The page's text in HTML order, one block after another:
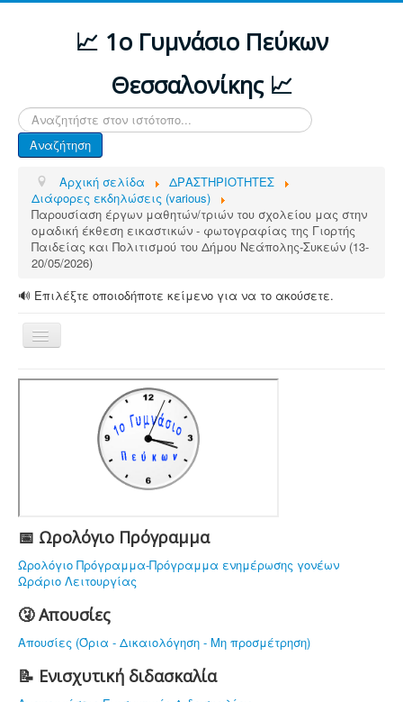
📈 1ο Γυμνάσιο Πεύκων
Θεσσαλονίκης 📈
Αναζήτηση...
Αναζήτηση
Αρχική σελίδα
ΔΡΑΣΤΗΡΙΟΤΗΤΕΣ
Διάφορες εκδηλώσεις (various)
Παρουσίαση έργων μαθητών/τριών του σχολείου μας στην
ομαδική έκθεση εικαστικών - φωτογραφίας της Γιορτής
Παιδείας και Πολιτισμού του Δήμου Νεάπολης-Συκεών (13-
20/05/2026)
🔊 Επιλέξτε οποιοδήποτε κείμενο για να το ακούσετε.
Εναλλαγή
πλοήγησης
ΑΡΧΙΚΗ
ΔΙΑΦΟΡΕΣ ΑΝΑΚΟΙΝΩΣΕΙΣ
ΤΟ ΣΧΟΛΕΙΟ ΜΑΣ
ΔΡΑΣΤΗΡΙΟΤΗΤΕΣ
ΝΟΜΟΘΕΣΙΑ
ΕΠΙΚΟΙΝΩΝΙΑ
📅 Ωρολόγιο Πρόγραμμα
Ωρολόγιο Πρόγραμμα-Πρόγραμμα ενημέρωσης γονέων
Ωράριο Λειτουργίας
🤧 Απουσίες
Απουσίες (Όρια - Δικαιολόγηση - Μη προσμέτρηση)
📝 Ενισχυτική διδασκαλία